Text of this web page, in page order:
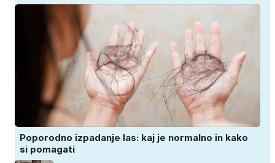
Poporodno izpadanje las: kaj je normalno in kako
si pomagati